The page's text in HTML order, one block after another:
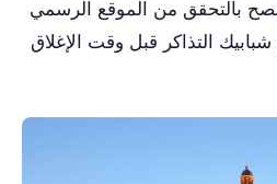
بالتحقق من الموقع الرسمي
التذاكر قبل وقت الإغلاق